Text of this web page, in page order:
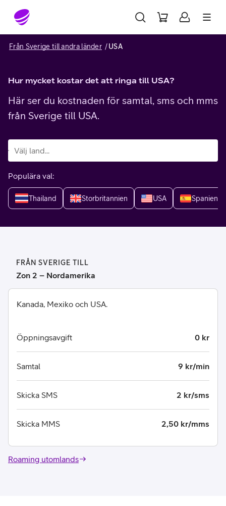
Gå till sidans innehåll
Från Sverige till andra länder USA
Hur mycket kostar det att ringa till USA?
Här ser du kostnaden för samtal, sms och mms
från Sverige till USA.
Populära val:
Thailand Storbritannien USA Spanien
FRÅN SVERIGE TILL
Zon 2 – Nordamerika
Kanada, Mexiko och USA.
Öppningsavgift 0 kr
Samtal 9 kr/min
Skicka SMS 2 kr/sms
Skicka MMS 2,50 kr/mms
Roaming utomlands